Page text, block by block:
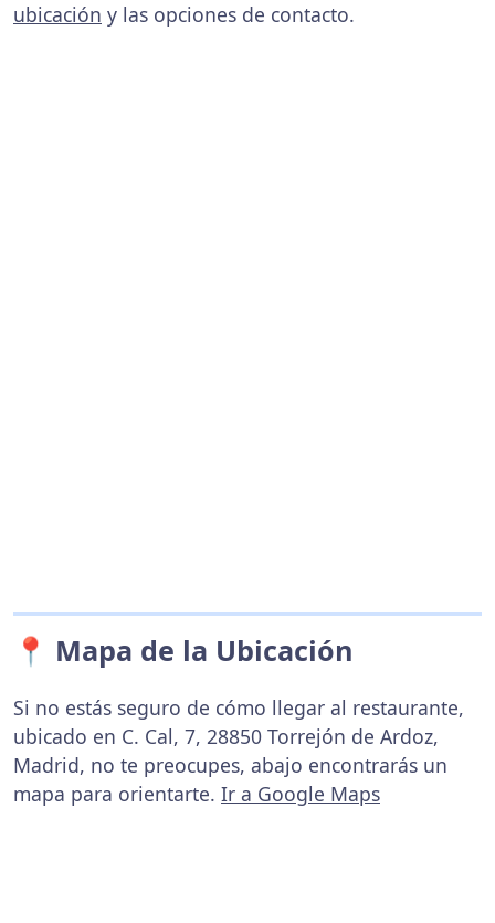
ubicación y las opciones de contacto.
📍 Mapa de la Ubicación
Si no estás seguro de cómo llegar al restaurante,
ubicado en C. Cal, 7, 28850 Torrejón de Ardoz,
Madrid, no te preocupes, abajo encontrarás un
mapa para orientarte. Ir a Google Maps